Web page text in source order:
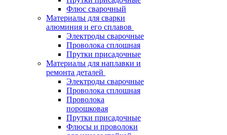
Флюс сварочный
Материалы для сварки
алюминия и его сплавов
Электроды сварочные
Проволока сплошная
Прутки присадочные
Материалы для наплавки и
ремонта деталей
Электроды сварочные
Проволока сплошная
Проволока
порошковая
Прутки присадочные
Флюсы и проволоки